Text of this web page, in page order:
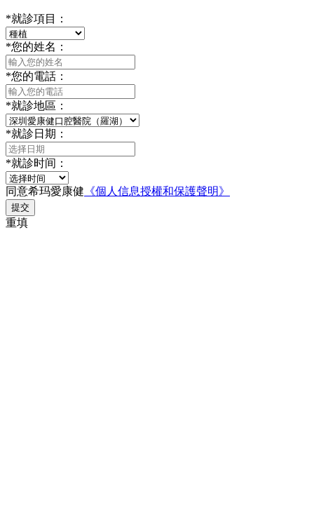
*就診項目：
*您的姓名：
*您的電話：
*就診地區：
*就診日期：
*就診时间：
同意希玛愛康健 《個人信息授權和保護聲明》
提交
重填